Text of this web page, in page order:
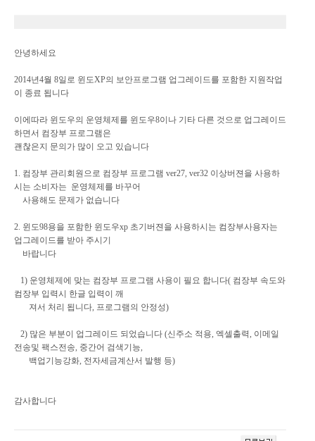
안녕하세요
2014년4월 8일로 윈도XP의 보안프로그램 업그레이드를 포함한 지원작업
이 종료 됩니다
이에따라 윈도우의 운영체제를 윈도우8이나 기타 다른 것으로 업그레이드
하면서 컴장부 프로그램은
괜찮은지 문의가 많이 오고 있습니다
1. 컴장부 관리회원으로 컴장부 프로그램 ver27, ver32 이상버젼을 사용하
시는 소비자는 운영체제를 바꾸어
사용해도 문제가 없습니다
2. 윈도98용을 포함한 윈도우xp 초기버젼을 사용하시는 컴장부사용자는
업그레이드를 받아 주시기
바랍니다
1) 운영체제에 맞는 컴장부 프로그램 사용이 필요 합니다( 컴장부 속도와
컴장부 입력시 한글 입력이 깨
져서 처리 됩니다, 프로그램의 안정성)
2) 많은 부분이 업그레이드 되었습니다 (신주소 적용, 엑셀출력, 이메일
전송및 팩스전송, 중간어 검색기능,
백업기능강화, 전자세금계산서 발행 등)
감사합니다